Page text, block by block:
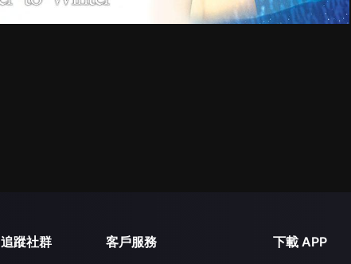
追蹤社群 客戶服務 下載 APP